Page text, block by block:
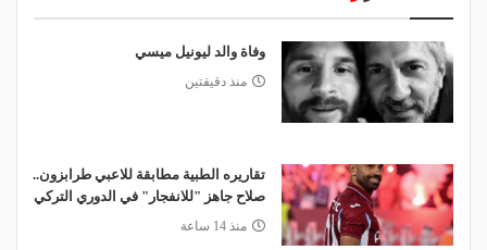
وفاة والد ليونيل ميسي
منذ دقيقتين
تقاريره الطبية مطابقة للاعبي طرابزون..
صلاح جاهز "للانفجار" في الدوري التركي
منذ 14 ساعة